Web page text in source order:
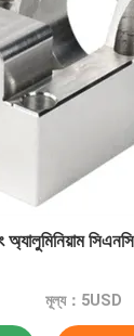
সিএনসি
মূল্য：5USD